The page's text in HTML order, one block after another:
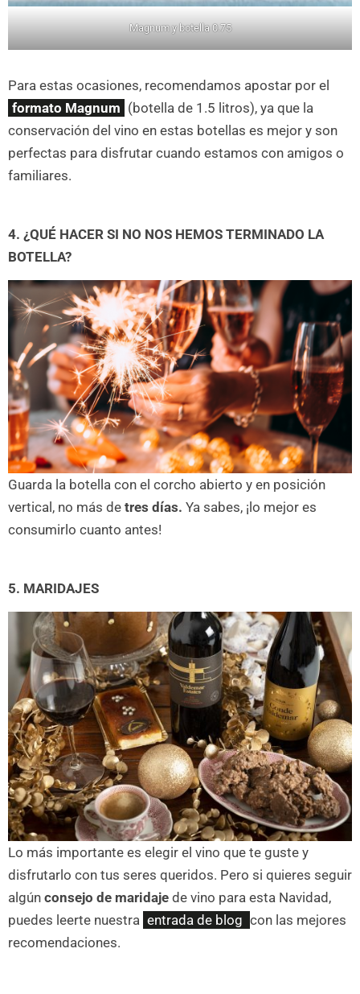
Magnum y botella 0.75
Para estas ocasiones, recomendamos apostar por el
formato Magnum (botella de 1.5 litros), ya que la
conservación del vino en estas botellas es mejor y son
perfectas para disfrutar cuando estamos con amigos o
familiares.
4. ¿QUÉ HACER SI NO NOS HEMOS TERMINADO LA
BOTELLA?
Guarda la botella con el corcho abierto y en posición
vertical, no más de tres días. Ya sabes, ¡lo mejor es
consumirlo cuanto antes!
5. MARIDAJES
Lo más importante es elegir el vino que te guste y
disfrutarlo con tus seres queridos. Pero si quieres seguir
algún consejo de maridaje de vino para esta Navidad,
puedes leerte nuestra entrada de blog con las mejores
recomendaciones.